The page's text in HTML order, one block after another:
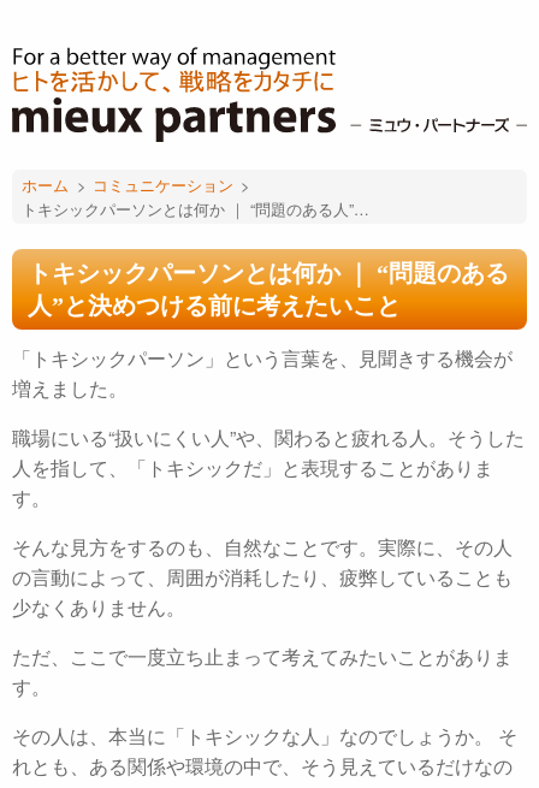
ホーム > コミュニケーション >
トキシックパーソンとは何か ｜ “問題のある人”と決めつける前に考えたいこと
トキシックパーソンとは何か ｜ “問題のある
人”と決めつける前に考えたいこと
「トキシックパーソン」という言葉を、見聞きする機会が
増えました。
職場にいる“扱いにくい人”や、関わると疲れる人。 そうした
人を指して、「トキシックだ」と表現することがありま
す。
そんな見方をするのも、自然なことです。 実際に、その人
の言動によって、周囲が消耗したり、疲弊していることも
少なくありません。
ただ、ここで一度立ち止まって考えてみたいことがありま
す。
その人は、本当に「トキシックな人」なのでしょうか。 そ
れとも、ある関係や環境の中で、そう見えているだけなの